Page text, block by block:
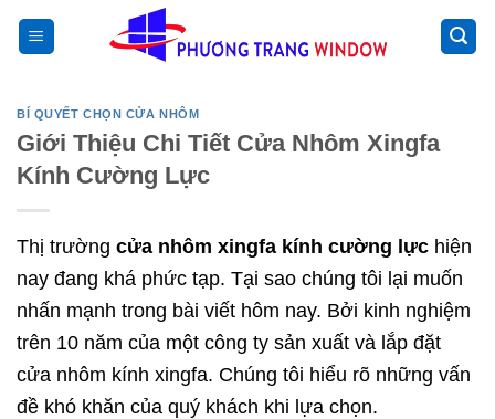
đến
BÍ QUYẾT CHỌN CỬA NHÔM
Giới Thiệu Chi Tiết Cửa Nhôm Xingfa
Kính Cường Lực
Thị trường cửa nhôm xingfa kính cường lực hiện
nay đang khá phức tạp. Tại sao chúng tôi lại muốn
nhấn mạnh trong bài viết hôm nay. Bởi kinh nghiệm
trên 10 năm của một công ty sản xuất và lắp đặt
cửa nhôm kính xingfa. Chúng tôi hiểu rõ những vấn
đề khó khăn của quý khách khi lựa chọn.